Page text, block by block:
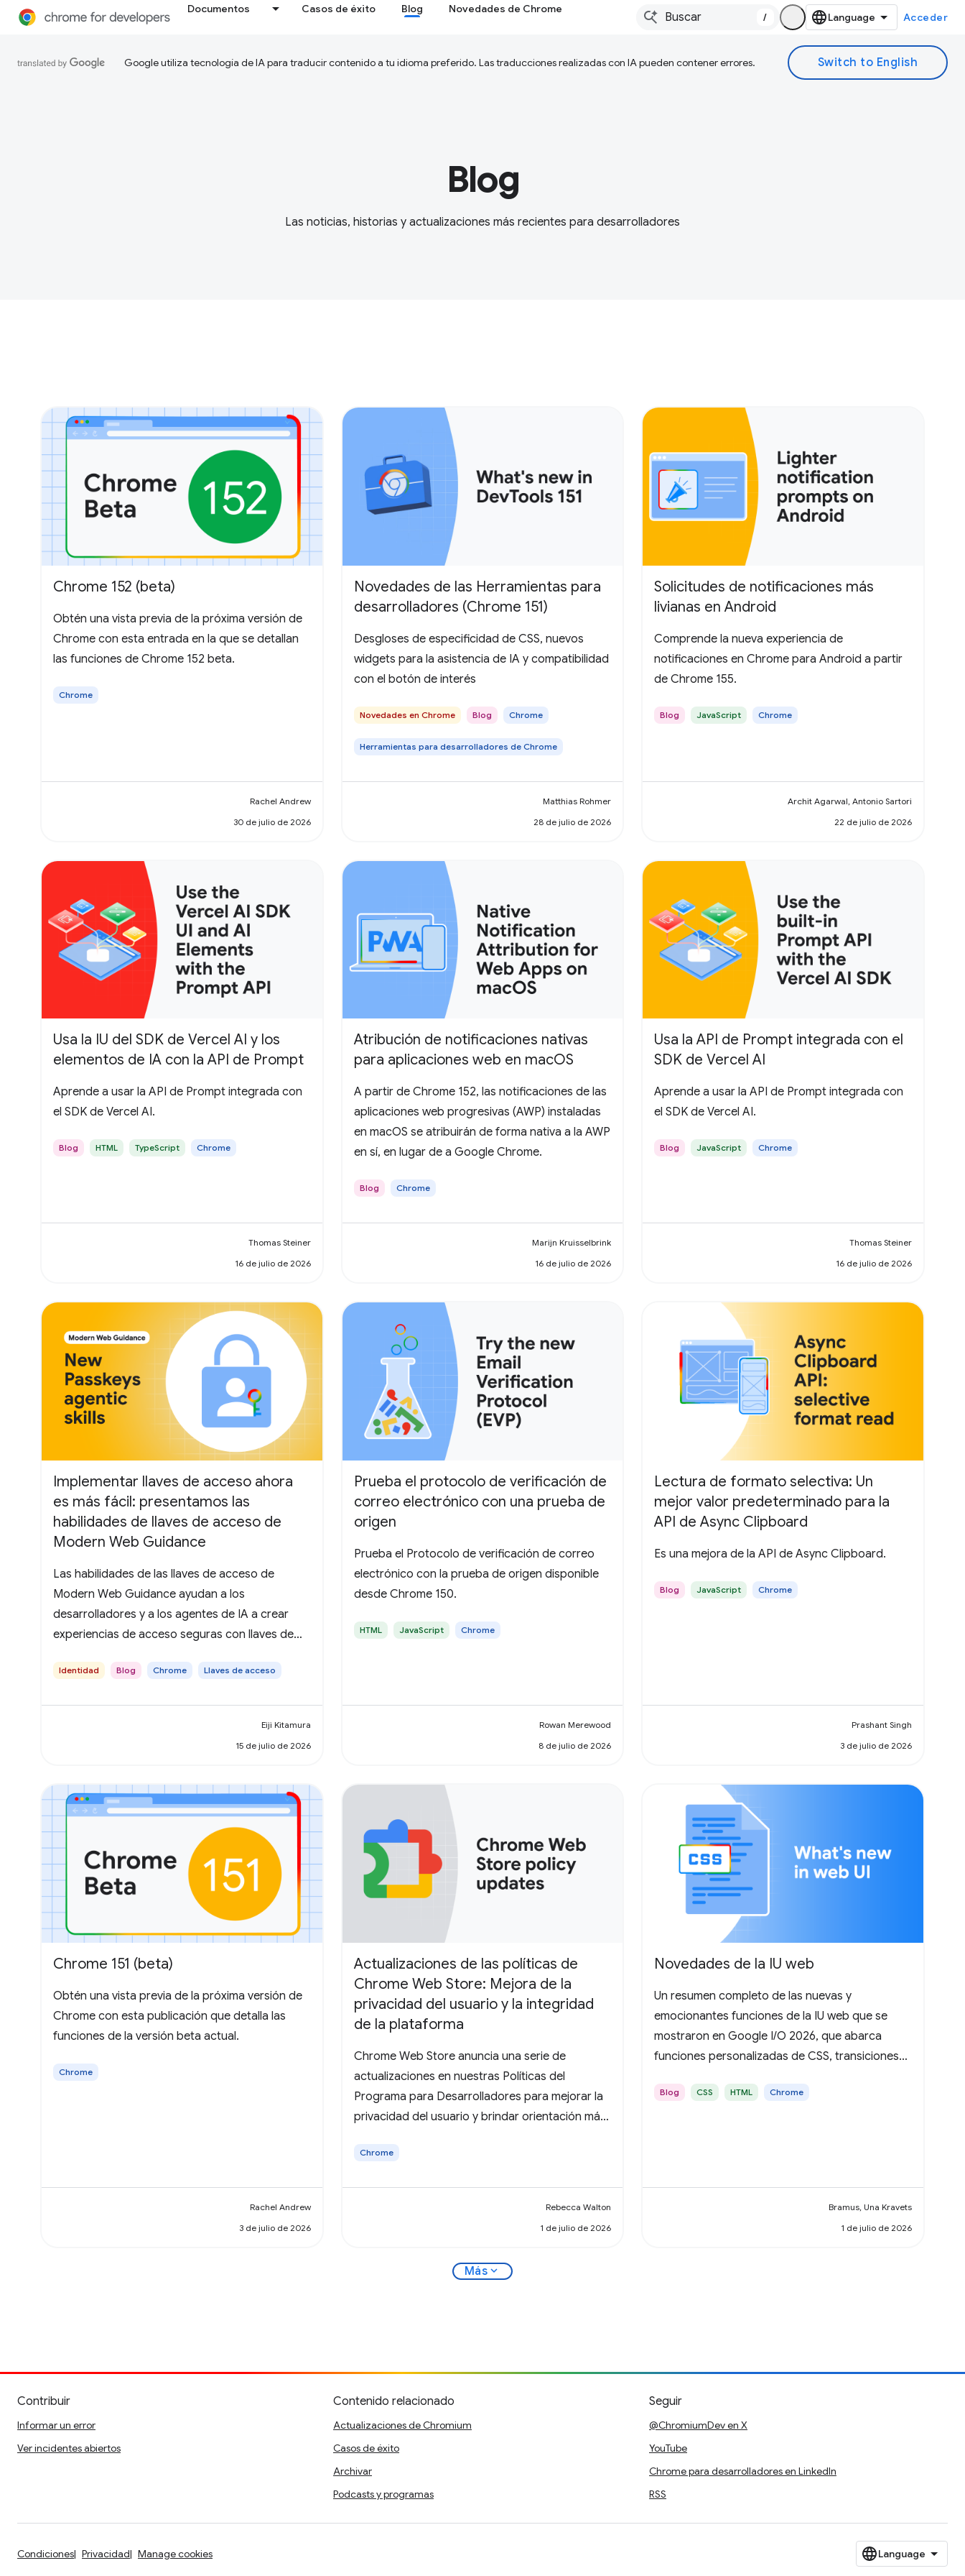
Documentos Casos de éxito Blog Novedades de Chrome
/ Acceder
Google utiliza tecnología de IA para traducir contenido a tu idioma preferido. Las traducciones realizadas con IA pueden contener errores.
Blog
Las noticias, historias y actualizaciones más recientes para desarrolladores
Chrome 152 (beta)
Obtén una vista previa de la próxima versión de
Chrome con esta entrada en la que se detallan
las funciones de Chrome 152 beta.
Chrome
Rachel Andrew
30 de julio de 2026
Novedades de las Herramientas para
desarrolladores (Chrome 151)
Desgloses de especificidad de CSS, nuevos
widgets para la asistencia de IA y compatibilidad
con el botón de interés
Novedades en Chrome Blog Chrome
Herramientas para desarrolladores de Chrome
Matthias Rohmer
28 de julio de 2026
Solicitudes de notificaciones más
livianas en Android
Comprende la nueva experiencia de
notificaciones en Chrome para Android a partir
de Chrome 155.
Blog JavaScript Chrome
Archit Agarwal, Antonio Sartori
22 de julio de 2026
Usa la IU del SDK de Vercel AI y los
elementos de IA con la API de Prompt
Aprende a usar la API de Prompt integrada con
el SDK de Vercel AI.
Blog HTML TypeScript Chrome
Thomas Steiner
16 de julio de 2026
Atribución de notificaciones nativas
para aplicaciones web en macOS
A partir de Chrome 152, las notificaciones de las
aplicaciones web progresivas (AWP) instaladas
en macOS se atribuirán de forma nativa a la AWP
en sí, en lugar de a Google Chrome.
Blog Chrome
Marijn Kruisselbrink
16 de julio de 2026
Usa la API de Prompt integrada con el
SDK de Vercel AI
Aprende a usar la API de Prompt integrada con
el SDK de Vercel AI.
Blog JavaScript Chrome
Thomas Steiner
16 de julio de 2026
Implementar llaves de acceso ahora
es más fácil: presentamos las
habilidades de llaves de acceso de
Modern Web Guidance
Las habilidades de las llaves de acceso de
Modern Web Guidance ayudan a los
desarrolladores y a los agentes de IA a crear
experiencias de acceso seguras con llaves de
Identidad Blog Chrome Llaves de acceso
Eiji Kitamura
15 de julio de 2026
Prueba el protocolo de verificación de
correo electrónico con una prueba de
origen
Prueba el Protocolo de verificación de correo
electrónico con la prueba de origen disponible
desde Chrome 150.
HTML JavaScript Chrome
Rowan Merewood
8 de julio de 2026
Lectura de formato selectiva: Un
mejor valor predeterminado para la
API de Async Clipboard
Es una mejora de la API de Async Clipboard.
Blog JavaScript Chrome
Prashant Singh
3 de julio de 2026
Chrome 151 (beta)
Obtén una vista previa de la próxima versión de
Chrome con esta publicación que detalla las
funciones de la versión beta actual.
Chrome
Rachel Andrew
3 de julio de 2026
Actualizaciones de las políticas de
Chrome Web Store: Mejora de la
privacidad del usuario y la integridad
de la plataforma
Chrome Web Store anuncia una serie de
actualizaciones en nuestras Políticas del
Programa para Desarrolladores para mejorar la
privacidad del usuario y brindar orientación más
de datos.
Chrome
Rebecca Walton
1 de julio de 2026
Novedades de la IU web
Un resumen completo de las nuevas y
emocionantes funciones de la IU web que se
mostraron en Google I/O 2026, que abarca
funciones personalizadas de CSS, transiciones
desplazamiento, HTML en Canvas y mucho más.
Blog CSS HTML Chrome
Bramus, Una Kravets
1 de julio de 2026
Más expand_more
Contribuir
Informar un error
Ver incidentes abiertos
Contenido relacionado
Actualizaciones de Chromium
Casos de éxito
Archivar
Podcasts y programas
Seguir
@ChromiumDev en X
YouTube
Chrome para desarrolladores en LinkedIn
RSS
Condiciones Privacidad Manage cookies